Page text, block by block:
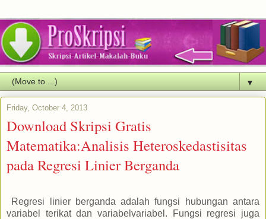
▼
Friday, October 4, 2013
Download Skripsi Gratis
Matematika:Analisis Heteroskedastisitas
pada Regresi Linier Berganda
Regresi linier berganda adalah fungsi hubungan antara
variabel terikat dan variabelvariabel. Fungsi regresi juga